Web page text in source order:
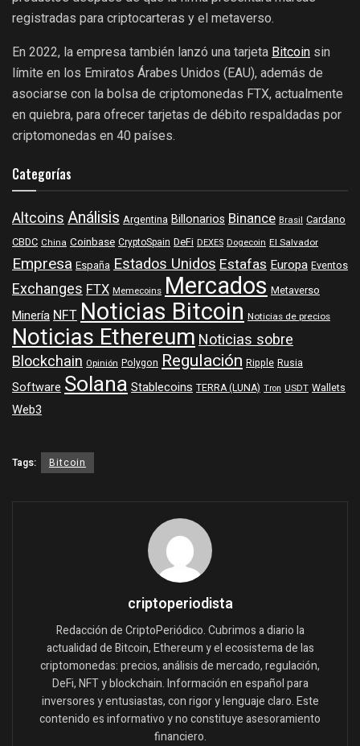
registradas para criptocarteras y el metaverso.
En 2022, la empresa también lanzó una tarjeta Bitcoin sin
límite en los Emiratos Árabes Unidos (EAU), además de
asociarse con la bolsa de criptomonedas FTX, actualmente
en quiebra, para ofrecer tarjetas de débito respaldadas por
criptomonedas en 40 países.
Categorías
Altcoins Análisis Argentina Billonarios Binance Brasil Cardano
CBDC China Coinbase CryptoSpain DeFi DEXES Dogecoin El Salvador
Empresa España Estados Unidos Estafas Europa Eventos
Exchanges FTX Memecoins Mercados Metaverso
MineríaNFTNoticias Bitcoin Noticias de precios
Noticias EthereumNoticias sobre
Blockchain Opinión Polygon Regulación Ripple Rusia
Software SolanaStablecoins TERRA (LUNA) Tron USDT Wallets
Web3
Tags: Bitcoin
criptoperiodista
Redacción de CriptoPeriódico. Cubrimos a diario la
actualidad de Bitcoin, Ethereum y el ecosistema de las
criptomonedas: precios, análisis de mercado, regulación,
DeFi, NFT y blockchain. Información en español para
inversores y entusiastas, con rigor y lenguaje claro. Este
contenido es informativo y no constituye asesoramiento
financiero.